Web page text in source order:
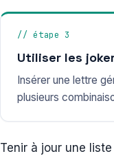
// étape 3
Utiliser les
Insérer une lettre
plusieurs
Tenir à jour une